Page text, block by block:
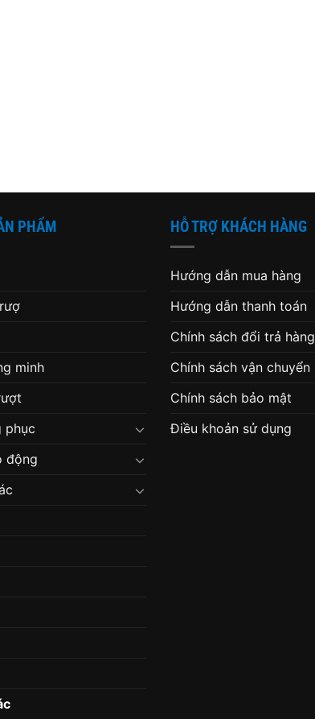
PHẨM
minh
phục
động
HỖ TRỢ KHÁCH HÀNG
Hướng dẫn mua hàng
Hướng dẫn thanh toán
Chính sách đổi trả hàng
Chính sách vận chuyển
Chính sách bảo mật
Điều khoản sử dụng